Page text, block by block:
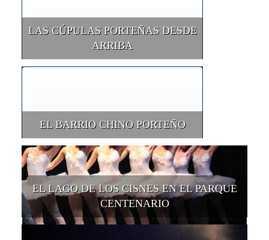
LAS CÚPULAS PORTEÑAS DESDE
ARRIBA
EL BARRIO CHINO PORTEÑO
EL LAGO DE LOS CISNES EN EL PARQUE
CENTENARIO